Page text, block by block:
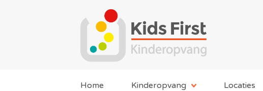
Home Kinderopvang Locaties